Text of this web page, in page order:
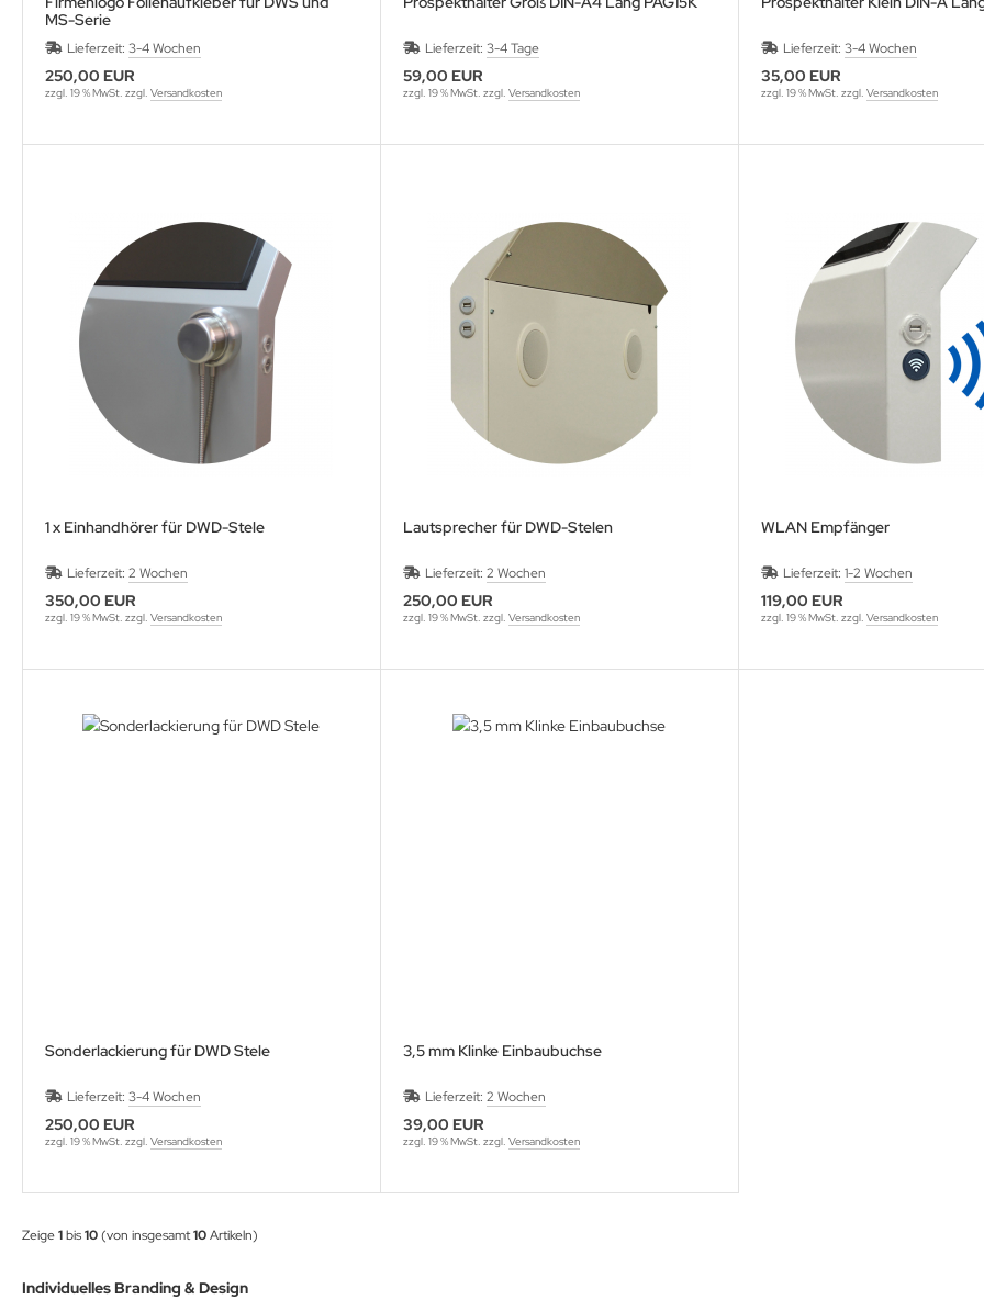
MS-Serie
Lieferzeit: 3-4 Wochen
250,00 EUR
zzgl. 19 % MwSt. zzgl. Versandkosten
Lieferzeit: 3-4 Tage
59,00 EUR
zzgl. 19 % MwSt. zzgl. Versandkosten
Lieferzeit: 3-4 Wochen
35,00 EUR
zzgl. 19 % MwSt. zzgl. Versandkosten
1 x Einhandhörer für DWD-Stele
Lieferzeit: 2 Wochen
350,00 EUR
zzgl. 19 % MwSt. zzgl. Versandkosten
Lautsprecher für DWD-Stelen
Lieferzeit: 2 Wochen
250,00 EUR
zzgl. 19 % MwSt. zzgl. Versandkosten
WLAN Empfänger
Lieferzeit: 1-2 Wochen
119,00 EUR
zzgl. 19 % MwSt. zzgl. Versandkosten
Sonderlackierung für DWD Stele
Lieferzeit: 3-4 Wochen
250,00 EUR
zzgl. 19 % MwSt. zzgl. Versandkosten
3,5 mm Klinke Einbaubuchse
Lieferzeit: 2 Wochen
39,00 EUR
zzgl. 19 % MwSt. zzgl. Versandkosten
Zeige1bis10(von insgesamt10Artikeln)
Individuelles Branding & Design
GmbH